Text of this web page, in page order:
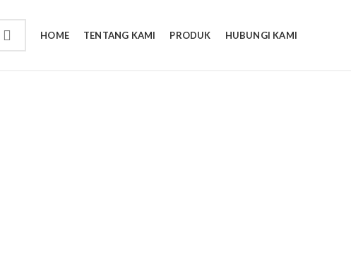
HOME TENTANG KAMI PRODUK HUBUNGI KAMI